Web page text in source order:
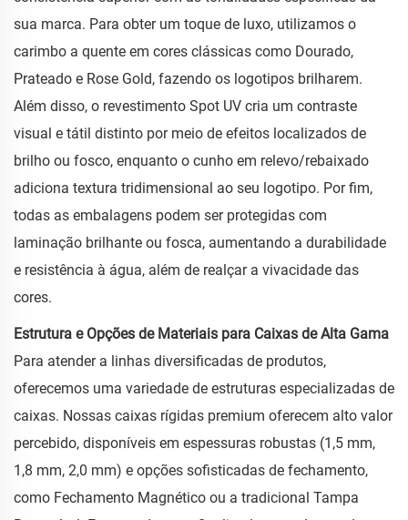
sua marca. Para obter um toque de luxo, utilizamos o
carimbo a quente em cores clássicas como Dourado,
Prateado e Rose Gold, fazendo os logotipos brilharem.
Além disso, o revestimento Spot UV cria um contraste
visual e tátil distinto por meio de efeitos localizados de
brilho ou fosco, enquanto o cunho em relevo/rebaixado
adiciona textura tridimensional ao seu logotipo. Por fim,
todas as embalagens podem ser protegidas com
laminação brilhante ou fosca, aumentando a durabilidade
e resistência à água, além de realçar a vivacidade das
cores.
Estrutura e Opções de Materiais para Caixas de Alta Gama
Para atender a linhas diversificadas de produtos,
oferecemos uma variedade de estruturas especializadas de
caixas. Nossas caixas rígidas premium oferecem alto valor
percebido, disponíveis em espessuras robustas (1,5 mm,
1,8 mm, 2,0 mm) e opções sofisticadas de fechamento,
como Fechamento Magnético ou a tradicional Tampa